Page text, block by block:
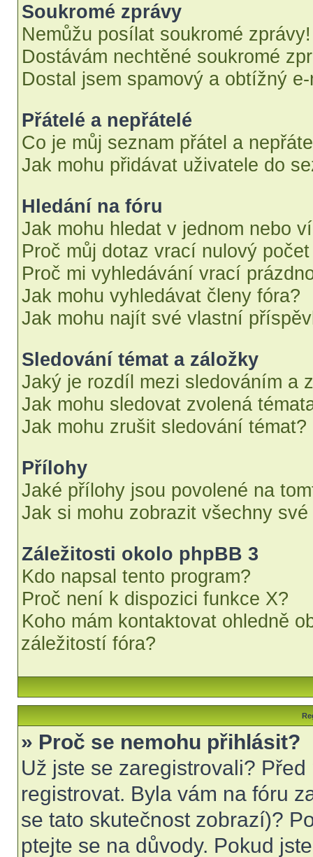
Soukromé zprávy
Nemůžu posílat soukromé zprávy!
Dostávám nechtěné soukromé
Dostal jsem spamový a obtížný
Přátelé a nepřátelé
Co je můj seznam přátel a
Jak mohu přidávat uživatele do
Hledání na fóru
Jak mohu hledat v jednom nebo
Proč můj dotaz vrací nulový
Proč mi vyhledávání vrací
Jak mohu vyhledávat členy fóra?
Jak mohu najít své vlastní
Sledování témat a záložky
Jaký je rozdíl mezi sledováním a
Jak mohu sledovat zvolená
Jak mohu zrušit sledování témat?
Přílohy
Jaké přílohy jsou povolené na
Jak si mohu zobrazit všechny
Záležitosti okolo phpBB 3
Kdo napsal tento program?
Proč není k dispozici funkce X?
Koho mám kontaktovat ohledně
záležitostí fóra?
» Proč se nemohu přihlásit?
Už jste se zaregistrovali?
registrovat. Byla vám na fóru
se tato skutečnost zobrazí)?
ptejte se na důvody. Pokud